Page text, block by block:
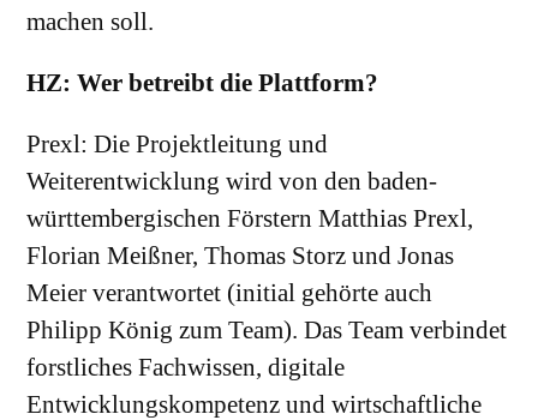
machen soll.
HZ: Wer betreibt die Plattform?
Prexl: Die Projektleitung und
Weiterentwicklung wird von den baden-
württembergischen Förstern Matthias Prexl,
Florian Meißner, Thomas Storz und Jonas
Meier verantwortet (initial gehörte auch
Philipp König zum Team). Das Team verbindet
forstliches Fachwissen, digitale
Entwicklungskompetenz und wirtschaftliche